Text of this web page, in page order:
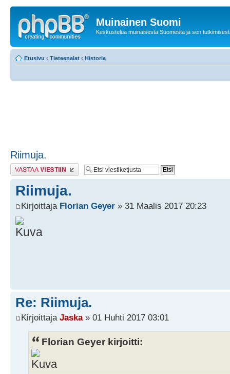
Muinainen Suomi
Keskustelua muinaisesta Suomesta ja sen
Etusivu ‹ Tieteenalat ‹ Historia
Riimuja.
Lähetä vastaus
Riimuja.
Kirjoittaja Florian Geyer » 31 Maalis 2017 20:23
Re: Riimuja.
Kirjoittaja Jaska» 01 Huhti 2017 03:01
Florian Geyer kirjoitti: